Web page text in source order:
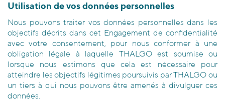
Utilisation de vos données personnelles
Nous pouvons traiter vos données personnelles dans les
objectifs décrits dans cet Engagement de confidentialité
avec votre consentement, pour nous conformer à une
obligation légale à laquelle THALGO est soumise ou
lorsque nous estimons que cela est nécessaire pour
atteindre les objectifs légitimes poursuivis par THALGO ou
un tiers à qui nous pouvons être amenés à divulguer ces
données.